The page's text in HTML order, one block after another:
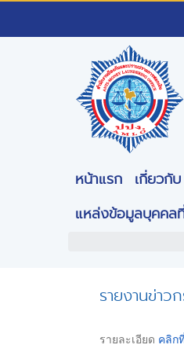
หน้าแรก เกี่ยวกั
แหล่งข้อมูลบุคคล
รายงานข่าว
รายละเอียด คลิก